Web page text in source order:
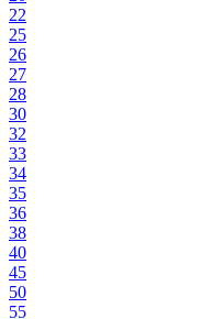
22
25
26
27
28
30
32
33
34
35
36
38
40
45
50
55